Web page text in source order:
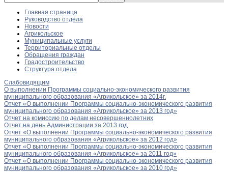
Главная страница
Руководство отдела
Новости
Агрикольское
Муниципальные услуги
Территориальные отделы
Обращения граждан
Градостроительство
Структура отдела
Слабовидящим
О выполнении Программы социально-экономического развития
муниципального образования «Агрикольское» за 2014г.
Отчет «О выполнении Программы социально-экономического развития
муниципального образования «Агрикольское» за 2013 год»
Отчет на комиссию по делам несовершеннолетних
Отчет на день Администрации за 2013 год
Отчет «О выполнении Программы социально-экономического развития
муниципального образования «Агрикольское» за 2012 год»
Отчет «О выполнении Программы социально-экономического развития
муниципального образования «Агрикольское» за 2011 год»
Отчет «О выполнении Программы социально-экономического развития
муниципального образования «Агрикольское» за 2010 год»